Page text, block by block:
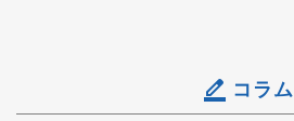
コラム